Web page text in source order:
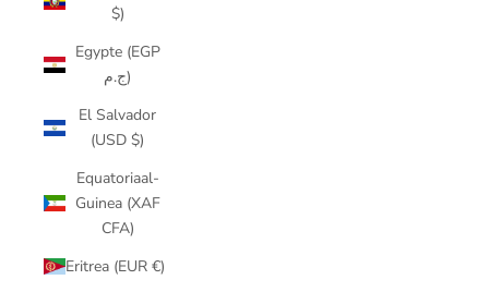
$)
Egypte (EGP
ج.م)
El Salvador
(USD $)
Equatoriaal-
Guinea (XAF
CFA)
Eritrea (EUR €)